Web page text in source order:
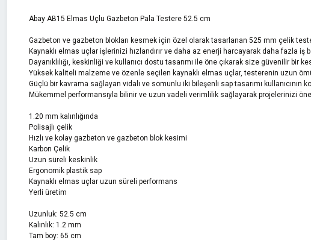
Abay AB15 Elmas Uçlu Gazbeton Pala Testere 52.5 cm
Gazbeton ve gazbeton blokları kesmek için özel olarak tasarlanan 525 mm çelik
Kaynaklı elmas uçlar işlerinizi hızlandırır ve daha az enerji harcayarak daha fazla iş
Dayanıklılığı, keskinliği ve kullanıcı dostu tasarımı ile öne çıkarak size güvenilir bir
Yüksek kaliteli malzeme ve özenle seçilen kaynaklı elmas uçlar, testerenin uzun
Güçlü bir kavrama sağlayan vidalı ve somunlu iki bileşenli sap tasarımı kullanıcının
Mükemmel performansıyla bilinir ve uzun vadeli verimlilik sağlayarak projelerinizi
1.20 mm kalınlığında
Polisajlı çelik
Hızlı ve kolay gazbeton ve gazbeton blok kesimi
Karbon Çelik
Uzun süreli keskinlik
Ergonomik plastik sap
Kaynaklı elmas uçlar uzun süreli performans
Yerli üretim
Uzunluk: 52.5 cm
Kalınlık: 1.2 mm
Tam boy: 65 cm